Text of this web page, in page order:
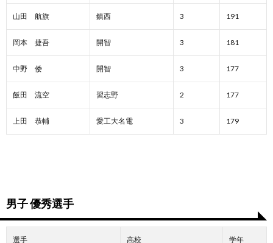
山田 航旗 鎮西 3 191
岡本 捷吾 開智 3 181
中野 倭 開智 3 177
飯田 流空 習志野 2 177
上田 恭輔 愛工大名電 3 179
男子 優秀選手
選手 高校 学年